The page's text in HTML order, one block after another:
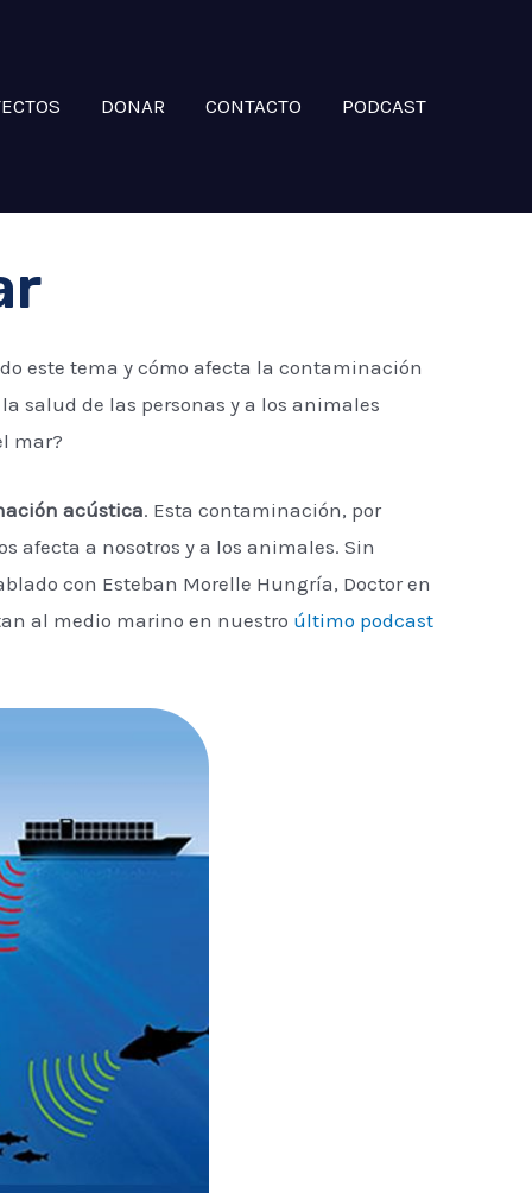
DONAR CONTACTO PODCAST
este tema y cómo afecta la contaminación
salud de las personas y a los animales
mar?
acústica. Esta contaminación, por
afecta a nosotros y a los animales. Sin
con Esteban Morelle Hungría, Doctor en
al medio marino en nuestro último podcast